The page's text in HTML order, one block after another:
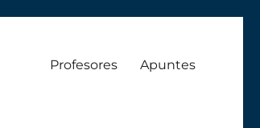
Profesores Apuntes